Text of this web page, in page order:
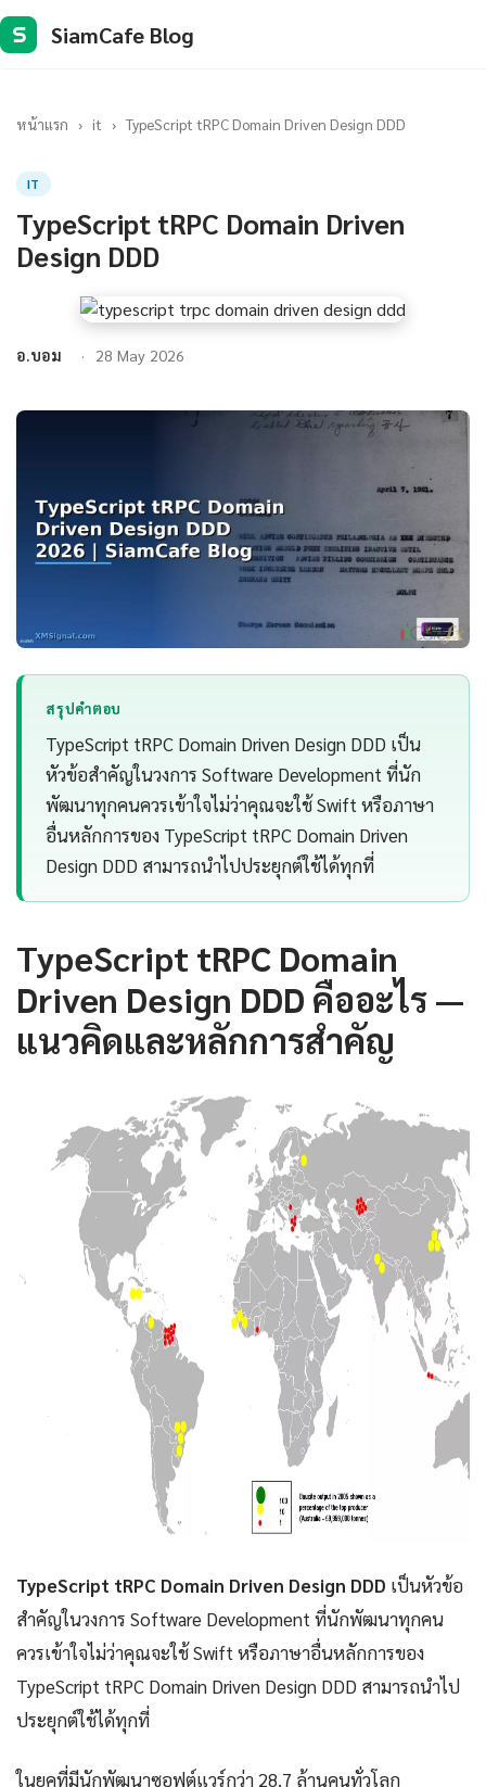
S SiamCafe Blog
หน้าแรก › it › TypeScript tRPC Domain Driven Design DDD
IT
TypeScript tRPC Domain Driven
Design DDD
อ.บอม 28 May 2026
สรุปคำตอบ
TypeScript tRPC Domain Driven Design DDD เป็น
หัวข้อสำคัญในวงการ Software Development ที่นัก
พัฒนาทุกคนควรเข้าใจไม่ว่าคุณจะใช้ Swift หรือภาษา
อื่นหลักการของ TypeScript tRPC Domain Driven
Design DDD สามารถนำไปประยุกต์ใช้ได้ทุกที่
TypeScript tRPC Domain
Driven Design DDD คืออะไร —
แนวคิดและหลักการสำคัญ
TypeScript tRPC Domain Driven Design DDD เป็นหัวข้อ
สำคัญในวงการ Software Development ที่นักพัฒนาทุกคน
ควรเข้าใจไม่ว่าคุณจะใช้ Swift หรือภาษาอื่นหลักการของ
TypeScript tRPC Domain Driven Design DDD สามารถนำไป
ประยุกต์ใช้ได้ทุกที่
ในยุคที่มีนักพัฒนาซอฟต์แวร์กว่า 28.7 ล้านคนทั่วโลก